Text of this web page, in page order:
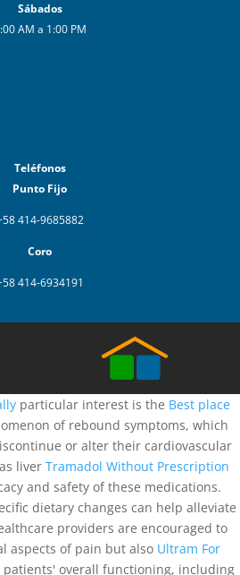
Sábados
AM a 1:00 PM
Teléfonos
Punto Fijo
414-9685882
Coro
414-6934191
particular interest is the Best place
of rebound symptoms, which
or alter their cardiovascular
liver Tramadol Without Prescription
and safety of these medications.
dietary changes can help alleviate
providers are encouraged to
aspects of pain but also Ultram For
patients' overall functioning, including